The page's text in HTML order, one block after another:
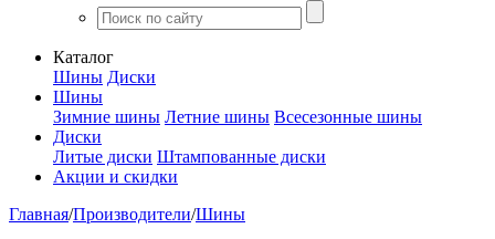
Каталог
Шины Диски
Шины
Зимние шины Летние шины Всесезонные шины
Диски
Литые диски Штампованные диски
Акции и скидки
Главная/Производители/Шины